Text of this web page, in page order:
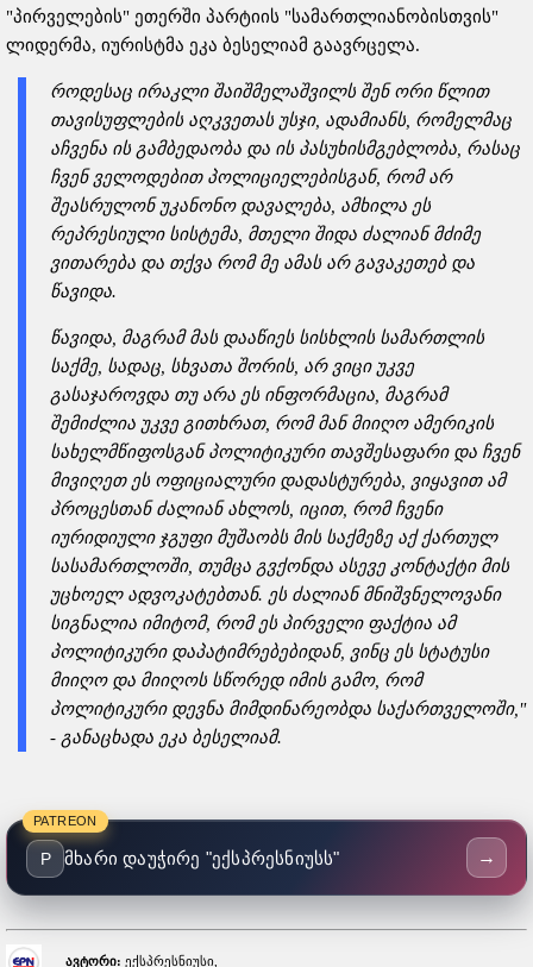
"პირველების" ეთერში პარტიის "სამართლიანობისთვის"
ლიდერმა, იურისტმა ეკა ბესელიამ გაავრცელა.
როდესაც ირაკლი შაიშმელაშვილს შენ ორი წლით
თავისუფლების აღკვეთას უსჯი, ადამიანს, რომელმაც
აჩვენა ის გამბედაობა და ის პასუხისმგებლობა, რასაც
ჩვენ ველოდებით პოლიციელებისგან, რომ არ
შეასრულონ უკანონო დავალება, ამხილა ეს
რეპრესიული სისტემა, მთელი შიდა ძალიან მძიმე
ვითარება და თქვა რომ მე ამას არ გავაკეთებ და
წავიდა.
წავიდა, მაგრამ მას დააწიეს სისხლის სამართლის
საქმე, სადაც, სხვათა შორის, არ ვიცი უკვე
გასაჯაროვდა თუ არა ეს ინფორმაცია, მაგრამ
შემიძლია უკვე გითხრათ, რომ მან მიიღო ამერიკის
სახელმწიფოსგან პოლიტიკური თავშესაფარი და ჩვენ
მივიღეთ ეს ოფიციალური დადასტურება, ვიყავით ამ
პროცესთან ძალიან ახლოს, იცით, რომ ჩვენი
იურიდიული ჯგუფი მუშაობს მის საქმეზე აქ ქართულ
სასამართლოში, თუმცა გვქონდა ასევე კონტაქტი მის
უცხოელ ადვოკატებთან. ეს ძალიან მნიშვნელოვანი
სიგნალია იმიტომ, რომ ეს პირველი ფაქტია ამ
პოლიტიკური დაპატიმრებებიდან, ვინც ეს სტატუსი
მიიღო და მიიღოს სწორედ იმის გამო, რომ
პოლიტიკური დევნა მიმდინარეობდა საქართველოში,"
- განაცხადა ეკა ბესელიამ.
PATREON
P მხარი დაუჭირე "ექსპრესნიუსს" →
ავტორი: ექსპრესნიუსი,